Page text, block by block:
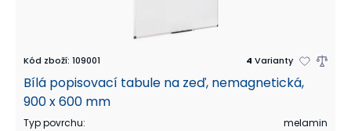
Kód zboží: 109001 4 Varianty
Bílá popisovací tabule na zeď, nemagnetická,
900 x 600 mm
Typ povrchu:
melamin